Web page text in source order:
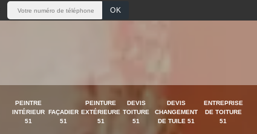
PEINTRE
INTÉRIEUR
51
FAÇADIER
51
PEINTURE
EXTÉRIEURE
51
DEVIS
TOITURE
51
DEVIS
CHANGEMENT
DE TUILE 51
ENTREPRISE
DE TOITURE
51